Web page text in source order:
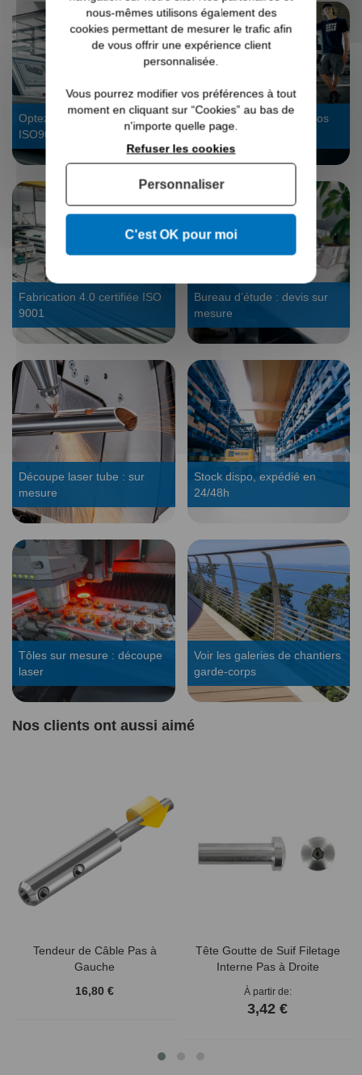
Optez pour un vrai fabricant
ISO9001
Fabriqué en usine par nos
experts
Fabrication 4.0 certifiée ISO
9001
Bureau d’étude : devis sur
mesure
Découpe laser tube : sur
mesure
Stock dispo, expédié en
24/48h
Tôles sur mesure : découpe
laser
Voir les galeries de chantiers
garde-corps
Nos clients ont aussi aimé
Tendeur de Câble Pas à
Gauche
16,80 €
Tête Goutte de Suif Filetage
Interne Pas à Droite
À partir de
3,42 €
nous-mêmes utilisons également des
cookies permettant de mesurer le trafic afin
de vous offrir une expérience client
personnalisée.
Vous pourrez modifier vos préférences à tout
moment en cliquant sur “Cookies” au bas de
n'importe quelle page.
C'est OK pour moi
Refuser les cookies
Personnaliser